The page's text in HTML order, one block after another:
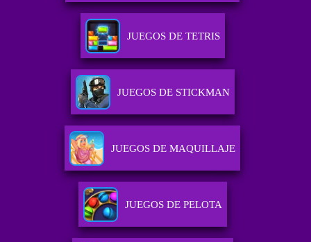
JUEGOS DE TETRIS
JUEGOS DE STICKMAN
JUEGOS DE MAQUILLAJE
JUEGOS DE PELOTA